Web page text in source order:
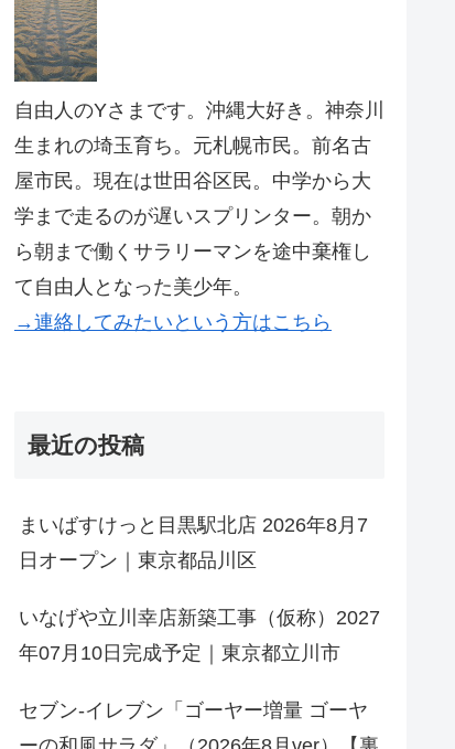
自由人のYさまです。沖縄大好き。神奈川
生まれの埼玉育ち。元札幌市民。前名古
屋市民。現在は世田谷区民。中学から大
学まで走るのが遅いスプリンター。朝か
ら朝まで働くサラリーマンを途中棄権し
て自由人となった美少年。
→連絡してみたいという方はこちら
最近の投稿
まいばすけっと目黒駅北店 2026年8月7
日オープン｜東京都品川区
いなげや立川幸店新築工事（仮称）2027
年07月10日完成予定｜東京都立川市
セブン-イレブン「ゴーヤー増量 ゴーヤ